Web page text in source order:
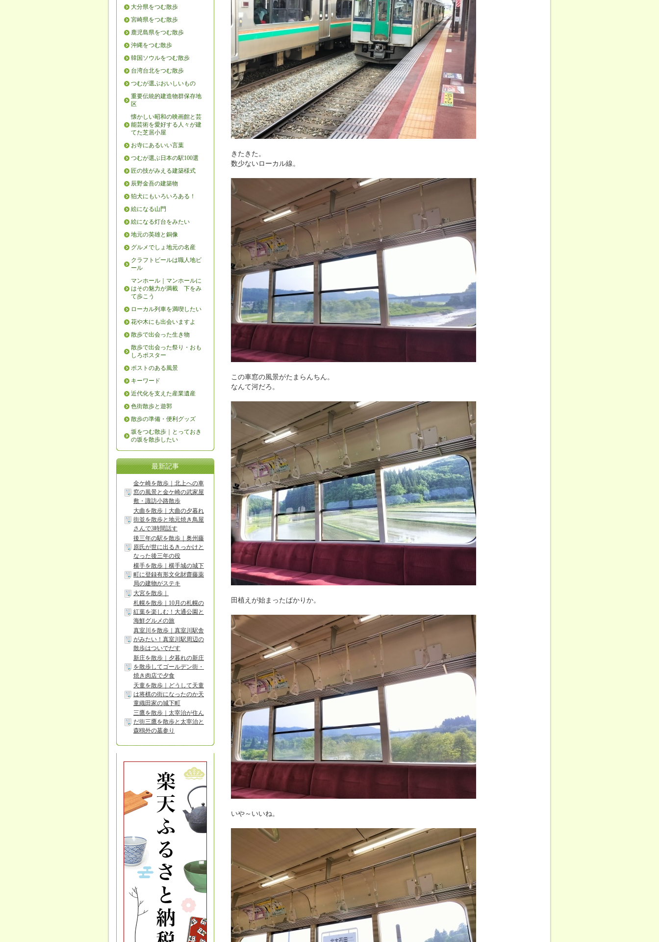
きたきた。
数少ないローカル線。
この車窓の風景がたまらんちん。
なんて河だろ。
田植えが始まったばかりか。
いや～いいね。
大分県をつむ散歩
宮崎県をつむ散歩
鹿児島県をつむ散歩
沖縄をつむ散歩
韓国ソウルをつむ散歩
台湾台北をつむ散歩
つむが選ぶおいしいもの
重要伝統的建造物群保存地
区
懐かしい昭和の映画館と芸
能芸術を愛好する人々が建
てた芝居小屋
お寺にあるいい言葉
つむが選ぶ日本の駅100選
匠の技がみえる建築様式
辰野金吾の建築物
狛犬にもいろいろある！
絵になる山門
絵になる灯台をみたい
地元の英雄と銅像
グルメでしょ地元の名産
クラフトビールは職人地ビ
ール
マンホール｜マンホールに
はその魅力が満載 下をみ
て歩こう
ローカル列車を満喫したい
花や木にも出会いますよ
散歩で出会った生き物
散歩で出会った祭り・おも
しろポスター
ポストのある風景
キーワード
近代化を支えた産業遺産
色街散歩と遊郭
散歩の準備・便利グッズ
坂をつむ散歩｜とっておき
の坂を散歩したい
最新記事
金ケ崎を散歩｜北上への車
窓の風景と金ケ崎の武家屋
敷・諏訪小路散歩
大曲を散歩｜大曲の夕暮れ
街並を散歩と地元焼き鳥屋
さんで3時間話す
後三年の駅を散歩｜奥州藤
原氏が世に出るきっかけと
なった後三年の役
横手を散歩｜横手城の城下
町に登録有形文化財齋藤薬
局の建物がステキ
大宮を散歩｜
札幌を散歩｜10月の札幌の
紅葉を楽しむ！大通公園と
海鮮グルメの旅
真室川を散歩｜真室川駅舎
がみたい！真室川駅周辺の
散歩はついでだす
新庄を散歩｜夕暮れの新庄
を散歩してゴールデン街・
焼き肉店で夕食
天童を散歩｜どうして天童
は将棋の街になったのか天
童織田家の城下町
三鷹を散歩｜太宰治が住ん
だ街三鷹を散歩と太宰治と
森鴎外の墓参り